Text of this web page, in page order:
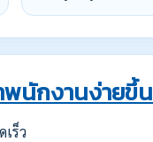
พนักงานง่ายขึ้น
ร็ว